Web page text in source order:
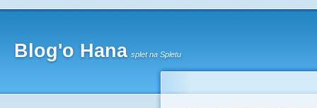
Blog'o Hana splet na Spletu